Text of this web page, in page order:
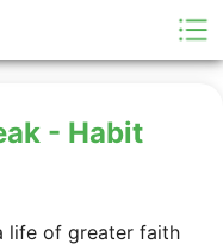
- Habit
life of greater faith